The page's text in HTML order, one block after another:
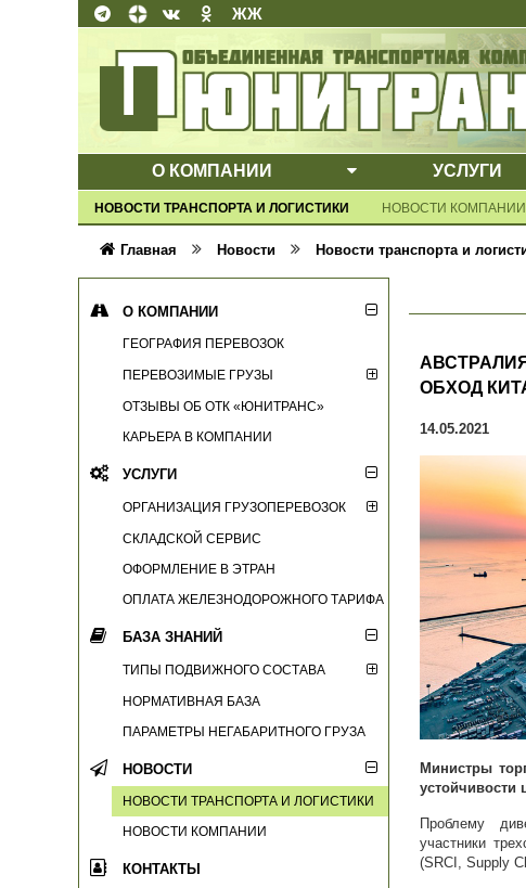
ЖЖ
О КОМПАНИИ
ВЫПАДАЮЩЕЕ
УСЛУГИ
НОВОСТИ ТРАНСПОРТА И ЛОГИСТИКИ НОВОСТИ КОМПАНИИ
Главная Новости Новости транспорта и
ОБХОД
14.05.2021
Министры
устойчивости
Проблему
участники
(SRCI, Supply
О КОМПАНИИ
ГЕОГРАФИЯ ПЕРЕВОЗОК
ПЕРЕВОЗИМЫЕ ГРУЗЫ
ОТЗЫВЫ ОБ ОТК «ЮНИТРАНС»
КАРЬЕРА В КОМПАНИИ
УСЛУГИ
ОРГАНИЗАЦИЯ ГРУЗОПЕРЕВОЗОК
СКЛАДСКОЙ СЕРВИС
ОФОРМЛЕНИЕ В ЭТРАН
ОПЛАТА ЖЕЛЕЗНОДОРОЖНОГО ТАРИФА
БАЗА ЗНАНИЙ
ТИПЫ ПОДВИЖНОГО СОСТАВА
НОРМАТИВНАЯ БАЗА
ПАРАМЕТРЫ НЕГАБАРИТНОГО ГРУЗА
НОВОСТИ
НОВОСТИ ТРАНСПОРТА И ЛОГИСТИКИ
НОВОСТИ КОМПАНИИ
КОНТАКТЫ